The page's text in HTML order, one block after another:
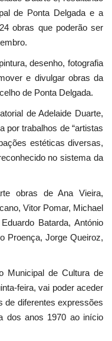
de Ponta Delgada e a
obras que poderão ser
desenho, fotografia
e divulgar obras da
de Ponta Delgada.
de Adelaide Duarte,
por trabalhos de “artistas
estéticas diversas,
no sistema da
obras de Ana Vieira,
Vitor Pomar, Michael
Batarda, António
Proença, Jorge Queiroz,
Municipal de Cultura de
feira, vai poder aceder
de diferentes expressões
dos anos 1970 ao início